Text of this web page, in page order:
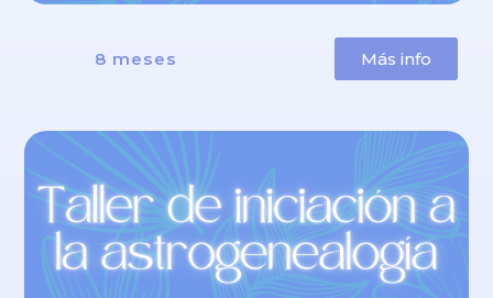
8 meses Más info